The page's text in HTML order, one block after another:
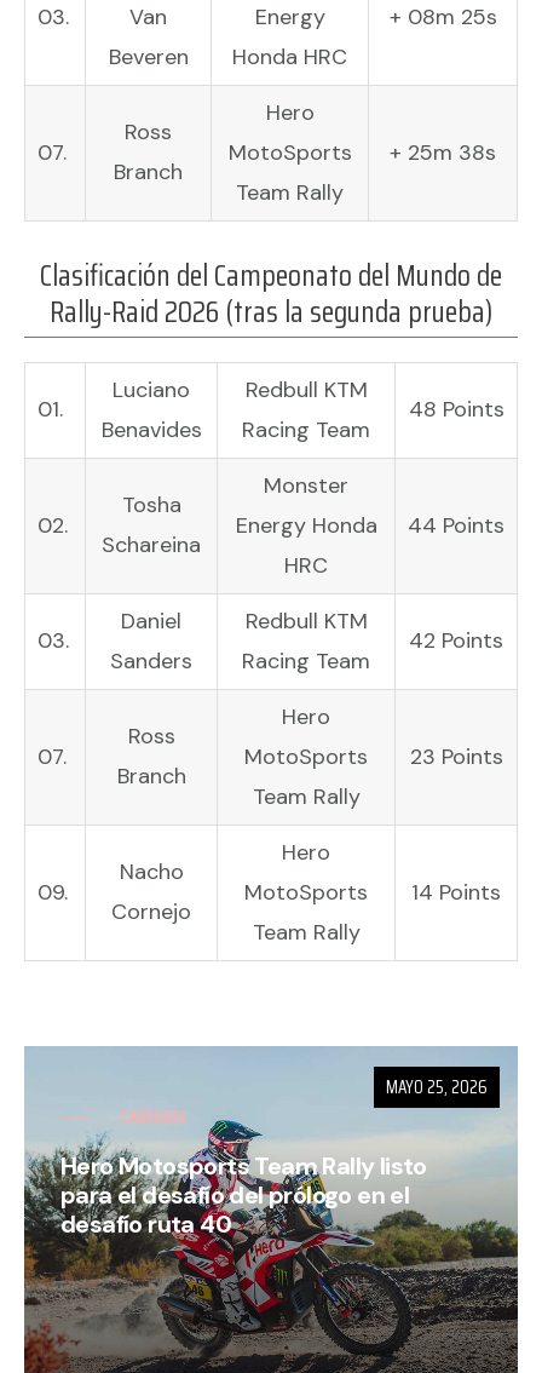
03.
Van
Beveren
Energy
Honda HRC
+ 08m 25s
07.
Ross
Branch
Hero
MotoSports
Team Rally
+ 25m 38s
Clasificación del Campeonato del Mundo de
Rally-Raid 2026 (tras la segunda prueba)
01.
Luciano
Benavides
Redbull KTM
Racing Team
48 Points
02.
Tosha
Schareina
Monster
Energy Honda
HRC
44 Points
03.
Daniel
Sanders
Redbull KTM
Racing Team
42 Points
07.
Ross
Branch
Hero
MotoSports
Team Rally
23 Points
09.
Nacho
Cornejo
Hero
MotoSports
Team Rally
14 Points
CARRERAS
Hero Motosports Team Rally listo
para el desafío del prólogo en el
desafío ruta 40
MAYO 25, 2026